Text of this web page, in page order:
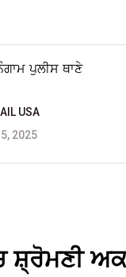
ਪੁਲੀਸ ਥਾਣੇ
USA
2025
ਸ਼੍ਰੋਮਣੀ